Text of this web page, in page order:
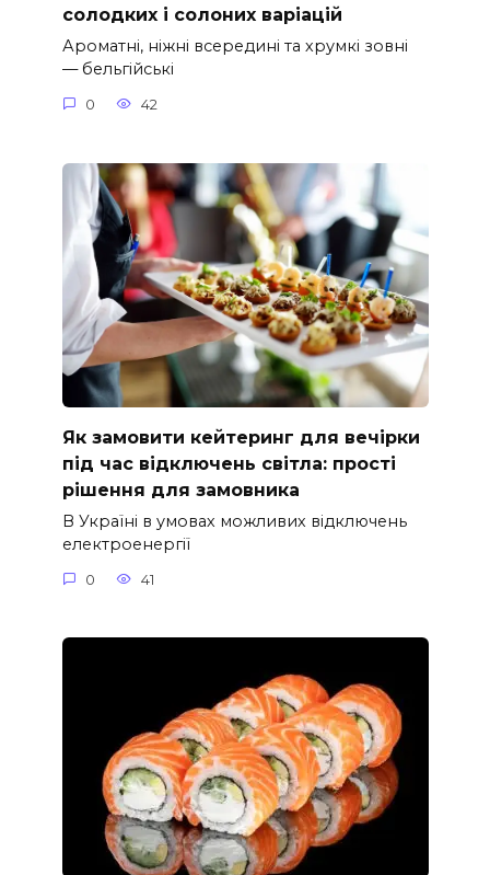
солодких і солоних варіацій
Ароматні, ніжні всередині та хрумкі зовні
— бельгійські
0 42
Як замовити кейтеринг для вечірки
під час відключень світла: прості
рішення для замовника
В Україні в умовах можливих відключень
електроенергії
0 41